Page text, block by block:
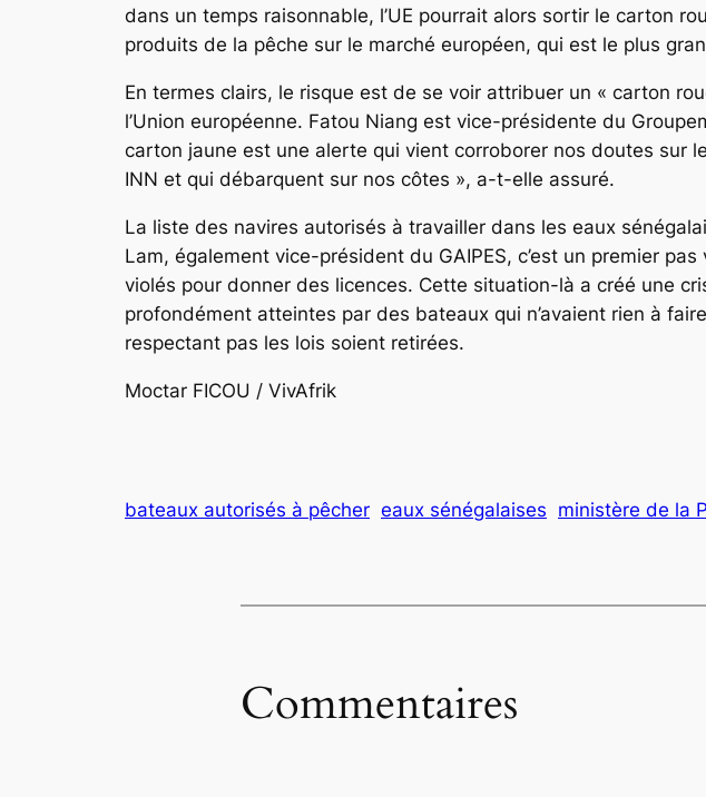
dans un temps raisonnable, l’UE pourrait alors sortir le carton
produits de la pêche sur le marché européen, qui est le plus
En termes clairs, le risque est de se voir attribuer un « carton
l’Union européenne. Fatou Niang est vice-présidente du
carton jaune est une alerte qui vient corroborer nos doutes sur
INN et qui débarquent sur nos côtes », a-t-elle assuré.
La liste des navires autorisés à travailler dans les eaux
Lam, également vice-président du GAIPES, c’est un premier
violés pour donner des licences. Cette situation-là a créé une
profondément atteintes par des bateaux qui n’avaient rien à
respectant pas les lois soient retirées.
Moctar FICOU / VivAfrik
bateaux autorisés à pêcher eaux sénégalaises ministère de la
Commentaires